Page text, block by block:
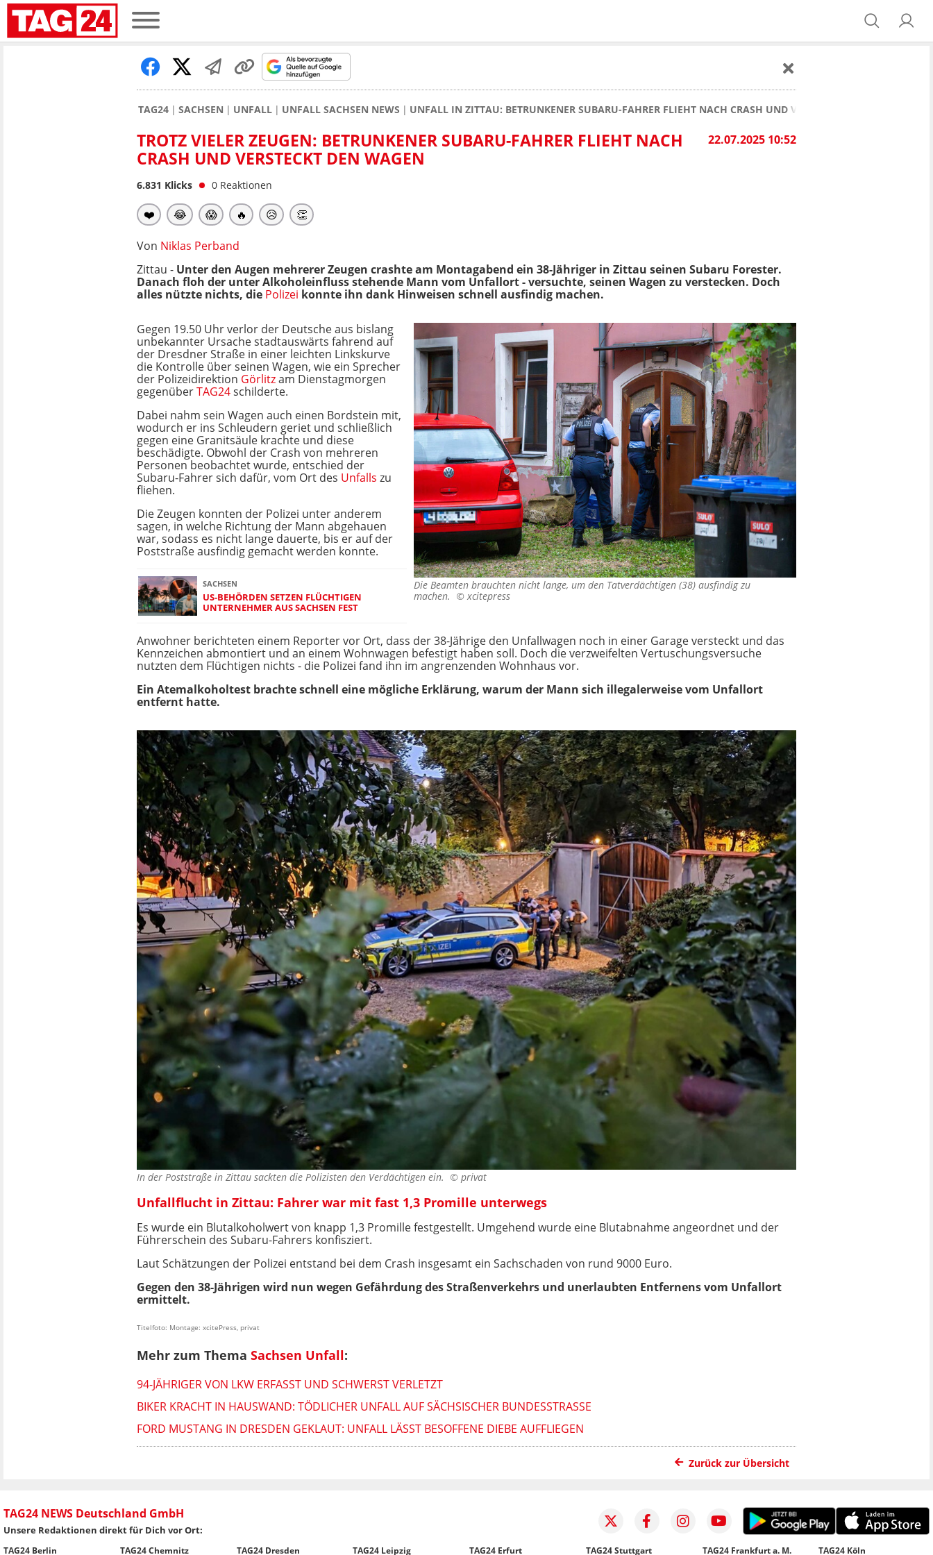
TAG24 SACHSEN UNFALL UNFALL SACHSEN NEWS UNFALL IN ZITTAU: BETRUNKENER SUBARU-FAHRER FLIEHT NACH CRASH UND VERSTECKT DEN WAGEN
22.07.2025 10:52
TROTZ VIELER ZEUGEN: BETRUNKENER SUBARU-FAHRER FLIEHT NACH
CRASH UND VERSTECKT DEN WAGEN
6.831 Klicks 0 Reaktionen
❤️ 😂 😱 🔥 😥 👏
Von Niklas Perband
Zittau - Unter den Augen mehrerer Zeugen crashte am Montagabend ein 38-Jähriger in Zittau seinen Subaru Forester.
Danach floh der unter Alkoholeinfluss stehende Mann vom Unfallort - versuchte, seinen Wagen zu verstecken. Doch
alles nützte nichts, die Polizei konnte ihn dank Hinweisen schnell ausfindig machen.
Die Beamten brauchten nicht lange, um den Tatverdächtigen (38) ausfindig zu
machen. © xcitepress
Gegen 19.50 Uhr verlor der Deutsche aus bislang
unbekannter Ursache stadtauswärts fahrend auf
der Dresdner Straße in einer leichten Linkskurve
die Kontrolle über seinen Wagen, wie ein Sprecher
der Polizeidirektion Görlitzam Dienstagmorgen
gegenüberTAG24schilderte.
Dabei nahm sein Wagen auch einen Bordstein mit,
wodurch er ins Schleudern geriet und schließlich
gegen eine Granitsäule krachte und diese
beschädigte. Obwohl der Crash von mehreren
Personen beobachtet wurde, entschied der
Subaru-Fahrer sich dafür, vom Ort des Unfalls zu
fliehen.
Die Zeugen konnten der Polizei unter anderem
sagen, in welche Richtung der Mann abgehauen
war, sodass es nicht lange dauerte, bis er auf der
Poststraße ausfindig gemacht werden konnte.
SACHSEN
US-BEHÖRDEN SETZEN FLÜCHTIGEN
UNTERNEHMER AUS SACHSEN FEST
Anwohner berichteten einem Reporter vor Ort, dass der 38-Jährige den Unfallwagen noch in einer Garage versteckt und das
Kennzeichen abmontiert und an einem Wohnwagen befestigt haben soll. Doch die verzweifelten Vertuschungsversuche
nutzten dem Flüchtigen nichts - die Polizei fand ihn im angrenzenden Wohnhaus vor.
Ein Atemalkoholtest brachte schnell eine mögliche Erklärung, warum der Mann sich illegalerweise vom Unfallort
entfernt hatte.
In der Poststraße in Zittau sackten die Polizisten den Verdächtigen ein. © privat
Unfallflucht in Zittau: Fahrer war mit fast 1,3 Promille unterwegs
Es wurde ein Blutalkoholwert von knapp 1,3 Promille festgestellt. Umgehend wurde eine Blutabnahme angeordnet und der
Führerschein des Subaru-Fahrers konfisziert.
Laut Schätzungen der Polizei entstand bei dem Crash insgesamt ein Sachschaden von rund 9000 Euro.
Gegen den 38-Jährigen wird nun wegen Gefährdung des Straßenverkehrs und unerlaubten Entfernens vom Unfallort
ermittelt.
Titelfoto: Montage: xcitePress, privat
Mehr zum Thema Sachsen Unfall:
94-JÄHRIGER VON LKW ERFASST UND SCHWERST VERLETZT
BIKER KRACHT IN HAUSWAND: TÖDLICHER UNFALL AUF SÄCHSISCHER BUNDESSTRASSE
FORD MUSTANG IN DRESDEN GEKLAUT: UNFALL LÄSST BESOFFENE DIEBE AUFFLIEGEN
Zurück zur Übersicht
TAG24 NEWS Deutschland GmbH
Unsere Redaktionen direkt für Dich vor Ort:
TAG24 Berlin TAG24 Chemnitz TAG24 Dresden TAG24 Leipzig TAG24 Erfurt TAG24 Stuttgart TAG24 Frankfurt a. M. TAG24 Köln